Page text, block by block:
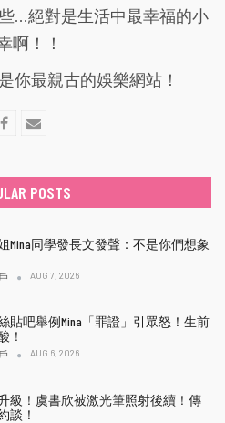
...絕對是生活中最幸福的小
啊！！
你最親古的娛樂網站！
POSTS
Mina同學發長文發聲：不是你們想象
AUG 7, 2026
貼吧舉例Mina「罪證」引眾怒！生前
！
AUG 6, 2026
級！虞書欣被激光筆照射後續！傳
談！